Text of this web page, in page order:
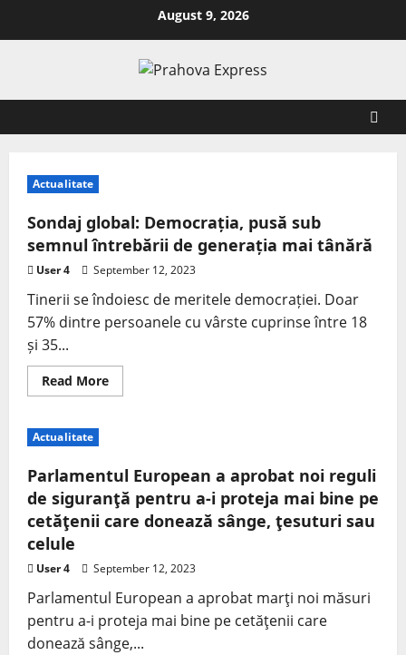
August 9, 2026
Actualitate
Sondaj global: Democrația, pusă sub
semnul întrebării de generația mai tânără
User 4 September 12, 2023
Tinerii se îndoiesc de meritele democrației. Doar
57% dintre persoanele cu vârste cuprinse între 18
și 35...
Read More
Actualitate
Parlamentul European a aprobat noi reguli
de siguranţă pentru a-i proteja mai bine pe
cetăţenii care donează sânge, ţesuturi sau
celule
User 4 September 12, 2023
Parlamentul European a aprobat marţi noi măsuri
pentru a-i proteja mai bine pe cetăţenii care
donează sânge,...